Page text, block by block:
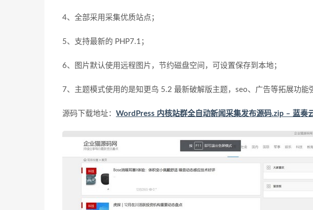
4、全部采用采集优质站点；
5、支持最新的 PHP7.1；
6、图片默认使用远程图片，节约磁盘空间，可设置保存到本地；
7、主题模式使用的是知更鸟 5.2 最新破解版主题，seo、广告等拓展功能
源码下载地址： WordPress 内核站群全自动新闻采集发布源码.zip – 蓝奏